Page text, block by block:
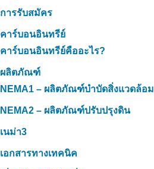
การรับสมัคร
คาร์บอนอินทรีย์
คาร์บอนอินทรีย์คืออะไร?
ผลิตภัณฑ์
NEMA1 – ผลิตภัณฑ์บำบัดสิ่งแวดล้อม
NEMA2 – ผลิตภัณฑ์ปรับปรุงดิน
เนม่า3
เอกสารทางเทคนิค